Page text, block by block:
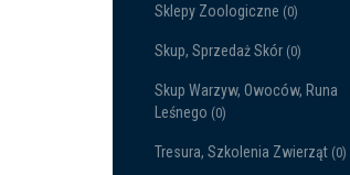
Sklepy Zoologiczne (0)
Skup, Sprzedaż Skór (0)
Skup Warzyw, Owoców, Runa
Leśnego (0)
Tresura, Szkolenia Zwierząt (0)